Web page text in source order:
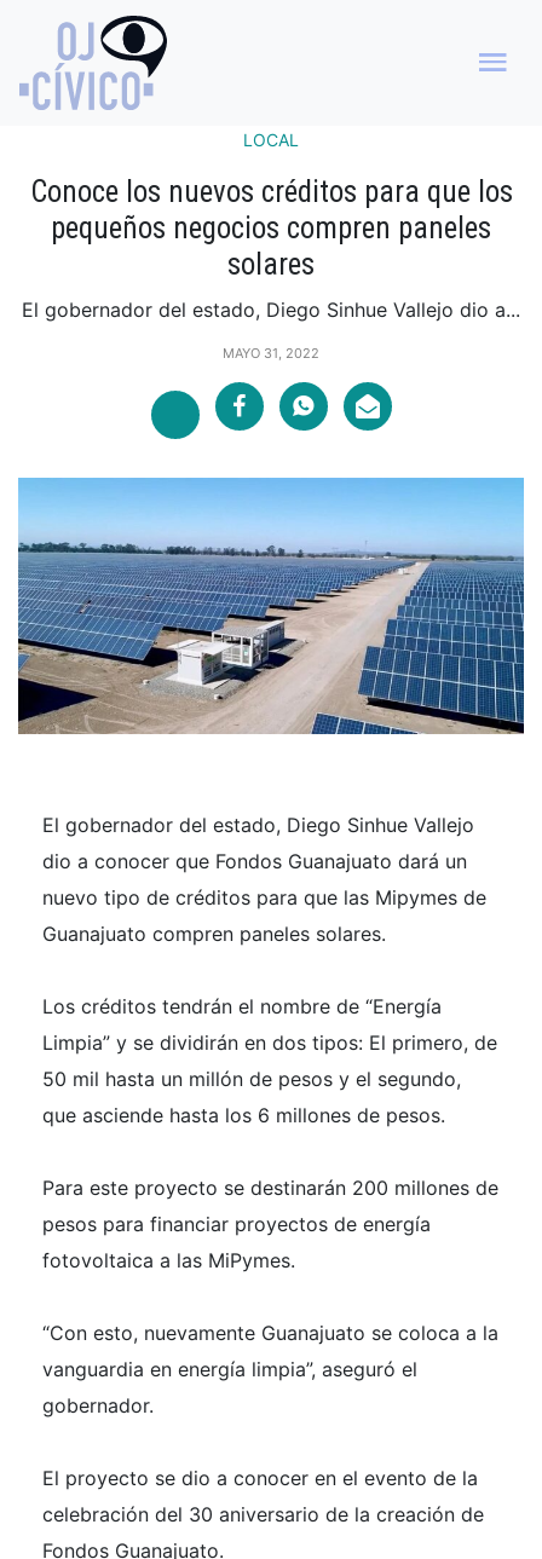
LOCAL
Conoce los nuevos créditos para que los
pequeños negocios compren paneles
solares
El gobernador del estado, Diego Sinhue Vallejo dio a...
MAYO 31, 2022
El gobernador del estado, Diego Sinhue Vallejo
dio a conocer que Fondos Guanajuato dará un
nuevo tipo de créditos para que las Mipymes de
Guanajuato compren paneles solares.
Los créditos tendrán el nombre de “Energía
Limpia” y se dividirán en dos tipos: El primero, de
50 mil hasta un millón de pesos y el segundo,
que asciende hasta los 6 millones de pesos.
Para este proyecto se destinarán 200 millones de
pesos para financiar proyectos de energía
fotovoltaica a las MiPymes.
“Con esto, nuevamente Guanajuato se coloca a la
vanguardia en energía limpia”, aseguró el
gobernador.
El proyecto se dio a conocer en el evento de la
celebración del 30 aniversario de la creación de
Fondos Guanajuato.